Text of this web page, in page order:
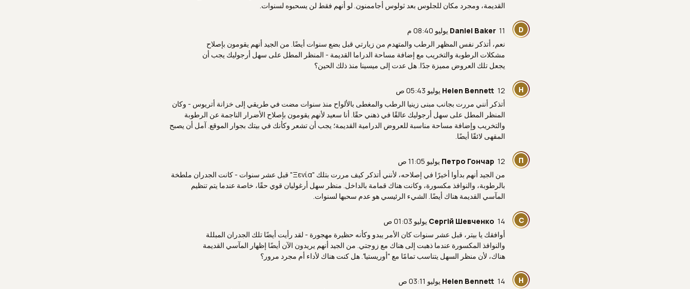
القديمة، ومجرد مكان للجلوس بعد ثولوس أجاممنون. لو أنهم فقط لن يسحبوه لسنوات.
D
Daniel Baker 11 يوليو 08:40 م
نعم، أتذكر نفس المظهر الرطب والمتهدم من زيارتي قبل بضع سنوات أيضًا. من الجيد أنهم يقومون بإصلاح
مشكلات الرطوبة والتخريب مع إضافة مساحة الدراما القديمة - المنظر المطل على سهل أرجوليك يجب أن
يجعل تلك العروض مميزة جدًا. هل عدت إلى ميسينا منذ ذلك الحين؟
H
Helen Bennett 12 يوليو 05:43 ص
أتذكر أنني مررت بجانب مبنى زينيا الرطب والمغطى بالألواح منذ سنوات مضت في طريقي إلى خزانة أتريوس - وكان
المنظر المطل على سهل أرجوليك عالقًا في ذهني حقًا. أنا سعيد لأنهم يقومون بإصلاح الأضرار الناجمة عن الرطوبة
والتخريب وإضافة مساحة مناسبة للعروض الدرامية القديمة؛ يجب أن تشعر وكأنك في بيتك بجوار الموقع. آمل أن يصبح
المقهى لائقًا أيضًا.
П
Петро Гончар 12 يوليو 11:05 ص
من الجيد أنهم بدأوا أخيرًا في إصلاحه، لأنني أتذكر كيف مررت بتلك "Ξενία" قبل عشر سنوات - كانت الجدران ملطخة
بالرطوبة، والنوافذ مكسورة، وكانت هناك قمامة بالداخل. منظر سهل أرغوليان قوي حقًا، خاصة عندما يتم تنظيم
المآسي القديمة هناك أيضًا. الشيء الرئيسي هو عدم سحبها لسنوات.
С
Сергій Шевченко 14 يوليو 01:03 ص
أوافقك يا بيتر، قبل عشر سنوات كان الأمر يبدو وكأنه حظيرة مهجورة - لقد رأيت أيضًا تلك الجدران المبللة
والنوافذ المكسورة عندما ذهبت إلى هناك مع زوجتي. من الجيد أنهم يريدون الآن أيضًا إظهار المآسي القديمة
هناك، لأن منظر السهل يتناسب تمامًا مع "أوريستيا". هل كنت هناك لأداء أم مجرد مرور؟
H
Helen Bennett 14 يوليو 03:11 ص